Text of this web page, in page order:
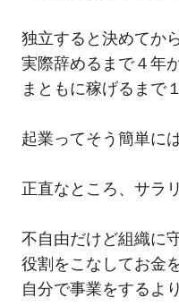
独立すると決めてか
実際辞めるまで４年
まともに稼げるまで
起業ってそう簡単に
正直なところ、サラ
不自由だけど組織に
役割をこなしてお金
自分で事業をするよ